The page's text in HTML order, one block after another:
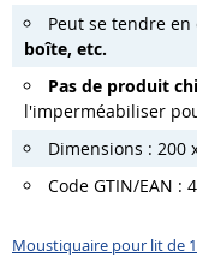
Peut se tendre
boîte, etc.
Pas de produit
l'imperméabiliser
Dimensions : 200
Code GTIN/EAN :
Moustiquaire pour lit de